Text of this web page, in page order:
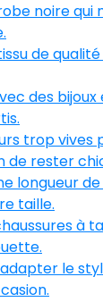
noire qui
de
des bijoux
trop vives
de rester
longueur
taille.
à
le